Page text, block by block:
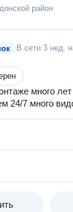
район
В сети 3 нед.
много
24/7 много